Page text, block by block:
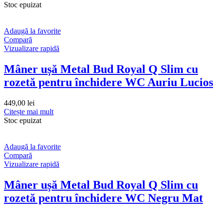
Stoc epuizat
Adaugă la favorite
Compară
Vizualizare rapidă
Mâner ușă Metal Bud Royal Q Slim cu
rozetă pentru închidere WC Auriu Lucios
449,00 lei
Citește mai mult
Stoc epuizat
Adaugă la favorite
Compară
Vizualizare rapidă
Mâner ușă Metal Bud Royal Q Slim cu
rozetă pentru închidere WC Negru Mat